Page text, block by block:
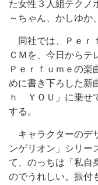
た女性３人組テクノ
～ちゃん、かしゆか
同社では、Ｐｅｒ
ＣＭを、今日からテ
Ｐｅｒｆｕｍｅの楽
めに書き下ろした
ｈ ＹＯＵ」に乗せ
する。
キャラクターのデ
ンゲリオン」シリー
て、のっちは「私自
のでうれしい。振付